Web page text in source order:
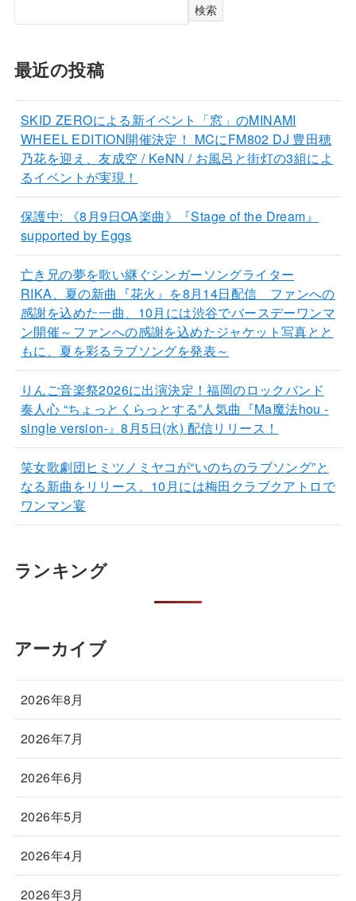
検索
最近の投稿
SKID ZEROによる新イベント「窓」のMINAMI
WHEEL EDITION開催決定！ MCにFM802 DJ 豊田穂
乃花を迎え、友成空 / KeNN / お風呂と街灯の3組によ
るイベントが実現！
保護中: 《8月9日OA楽曲》『Stage of the Dream』
supported by Eggs
亡き兄の夢を歌い継ぐシンガーソングライター
RIKA、夏の新曲『花火』を8月14日配信 ファンへの
感謝を込めた一曲、10月には渋谷でバースデーワンマ
ン開催～ファンへの感謝を込めたジャケット写真とと
もに、夏を彩るラブソングを発表～
りんご音楽祭2026に出演決定！福岡のロックバンド
奏人心 “ちょっとくらっとする”人気曲『Ma魔法hou -
single version-』8月5日(水) 配信リリース！
笑女歌劇団ヒミツノミヤコが“いのちのラブソング”と
なる新曲をリリース。10月には梅田クラブクアトロで
ワンマン宴
ランキング
アーカイブ
2026年8月
2026年7月
2026年6月
2026年5月
2026年4月
2026年3月